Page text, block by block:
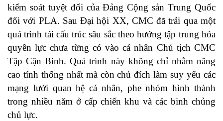
kiểm soát tuyệt đối của Đảng Cộng sản Trung Quốc
đối với PLA. Sau Đại hội XX, CMC đã trải qua một
quá trình tái cấu trúc sâu sắc theo hướng tập trung hóa
quyền lực chưa từng có vào cá nhân Chủ tịch CMC
Tập Cận Bình. Quá trình này không chỉ nhằm nâng
cao tính thống nhất mà còn chủ đích làm suy yếu các
mạng lưới quan hệ cá nhân, phe nhóm hình thành
trong nhiều năm ở cấp chiến khu và các binh chủng
chủ lực.